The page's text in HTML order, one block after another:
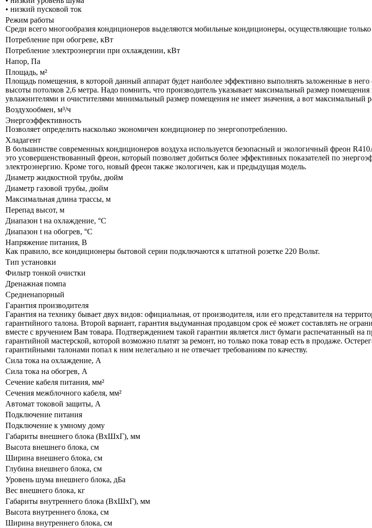
• низкий пусковой ток
Режим работы
Среди всего многообразия кондиционеров выделяются мобильные кондиционеры, осуществляющие
Потребление при обогреве, кВт
Потребление электроэнергии при охлаждении, кВт
Напор, Па
Площадь, м²
Площадь помещения, в которой данный аппарат будет наиболее эффективно выполнять заложенные в
высоты потолков 2,6 метра. Надо помнить, что производитель указывает максимальный размер помещения
увлажнителями и очистителями минимальный размер помещения не имеет значения, а вот максимальный
Воздухообмен, м³/ч
Энергоэффективность
Позволяет определить насколько экономичен кондиционер по энергопотреблению.
Хладагент
В большинстве современных кондиционеров воздуха используется безопасный и экологичный фреон
это усовершенствованный фреон, который позволяет добиться более эффективных показателей по
электроэнергию. Кроме того, новый фреон также экологичен, как и предыдущая модель.
Диаметр жидкостной трубы, дюйм
Диаметр газовой трубы, дюйм
Максимальная длина трассы, м
Перепад высот, м
Диапазон t на охлаждение, °С
Диапазон t на обогрев, °С
Напряжение питания, В
Как правило, все кондиционеры бытовой серии подключаются к штатной розетке 220 Вольт.
Тип установки
Фильтр тонкой очистки
Дренажная помпа
Средненапорный
Гарантия производителя
Гарантия на технику бывает двух видов: официальная, от производителя, или его представителя на
гарантийного талона. Второй вариант, гарантия выдуманная продавцом срок её может составлять не
вместе с вручением Вам товара. Подтверждением такой гарантии является лист бумаги распечатанный на
гарантийной мастерской, которой возможно платят за ремонт, но только пока товар есть в продаже.
гарантийными талонами попал к ним нелегально и не отвечает требованиям по качеству.
Сила тока на охлаждение, А
Сила тока на обогрев, А
Сечение кабеля питания, мм²
Сечения межблочного кабеля, мм²
Автомат токовой защиты, A
Подключение питания
Подключение к умному дому
Габариты внешнего блока (ВхШхГ), мм
Высота внешнего блока, см
Ширина внешнего блока, см
Глубина внешнего блока, см
Уровень шума внешнего блока, дБа
Вес внешнего блока, кг
Габариты внутреннего блока (ВхШхГ), мм
Высота внутреннего блока, см
Ширина внутреннего блока, см